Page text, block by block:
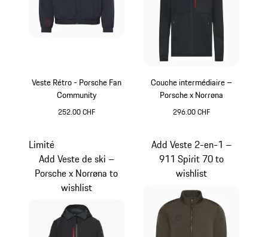
Veste Rétro - Porsche Fan
Community
252.00 CHF
Couche intermédiaire –
Porsche x Norrøna
296.00 CHF
Limité
Add Veste de ski –
Porsche x Norrøna to
wishlist
Add Veste 2-en-1 –
911 Spirit 70 to
wishlist